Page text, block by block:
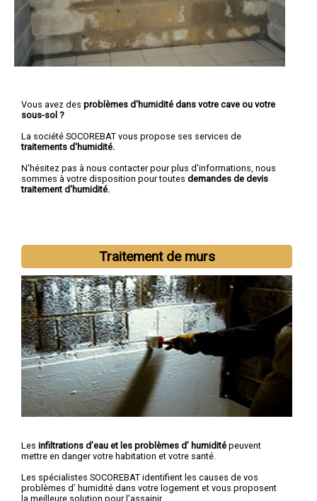
Vous avez des problèmes d'humidité dans votre cave ou votre
sous-sol ?
La société SOCOREBAT vous propose ses services de
traitements d'humidité.
N'hésitez pas à nous contacter pour plus d'informations, nous
sommes à votre disposition pour toutes demandes de devis
traitement d'humidité.
Traitement de murs
Les infiltrations d’eau et les problèmes d’ humidité peuvent
mettre en danger votre habitation et votre santé.
Les spécialistes SOCOREBAT identifient les causes de vos
problèmes d’ humidité dans votre logement et vous proposent
la meilleure solution pour l’assainir.